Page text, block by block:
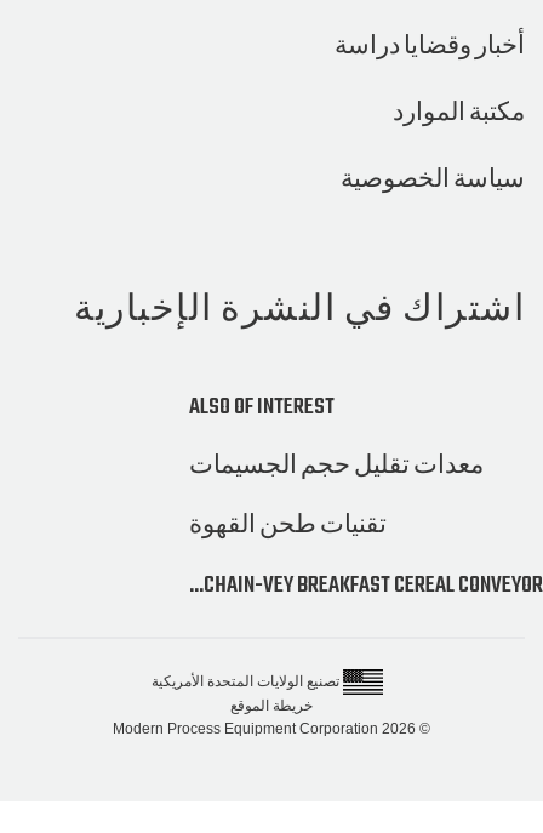
وقضايا دراسة
الموارد
الخصوصية
في النشرة الإخبارية
ALSO OF INTEREST
تقليل حجم الجسيمات
تقنيات طحن القهوة
CHAIN-VEY BREAKFAST CEREAL
تصنيع الولايات المتحدة الأمريكية
خريطة الموقع